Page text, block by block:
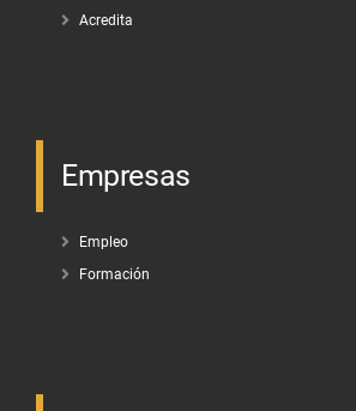
Acredita
Empresas
Empleo
Formación